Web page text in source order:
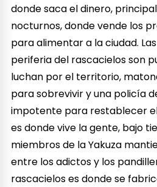
donde saca el dinero,
nocturnos, donde vende los
para alimentar a la ciudad.
periferia del rascacielos son
luchan por el territorio,
para sobrevivir y una policía
impotente para restablecer
es donde vive la gente, bajo
miembros de la Yakuza
entre los adictos y los
rascacielos es donde se